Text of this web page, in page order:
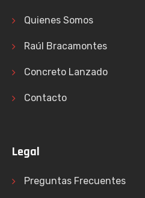
Quienes Somos
Raúl Bracamontes
Concreto Lanzado
Contacto
Legal
Preguntas Frecuentes